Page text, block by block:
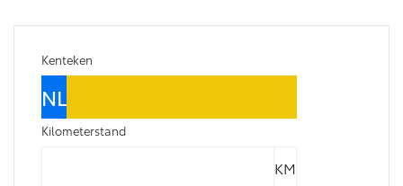
Kenteken
Kilometerstand